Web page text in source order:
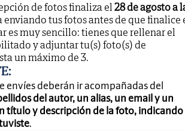
de fotos finaliza el28 de agosto a
enviando tus fotos antes de que finalice
es muy sencillo: tienes que rellenar el
y adjuntar tu(s) foto(s) de
un máximo de 3.
:
envíes deberán ir acompañadas del
del autor, un alias, un email y un
título y descripción de la foto, indicando
.